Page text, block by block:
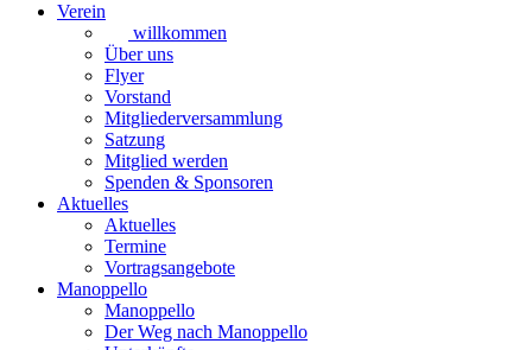
Verein
willkommen
Über uns
Flyer
Vorstand
Mitgliederversammlung
Satzung
Mitglied werden
Spenden & Sponsoren
Aktuelles
Aktuelles
Termine
Vortragsangebote
Manoppello
Manoppello
Der Weg nach Manoppello